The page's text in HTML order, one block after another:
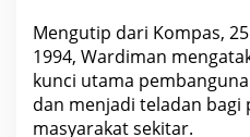
a
H
G
N
Mengutip dari Kompas,
1994, Wardiman
kunci utama
dan menjadi teladan bagi
masyarakat sekitar.